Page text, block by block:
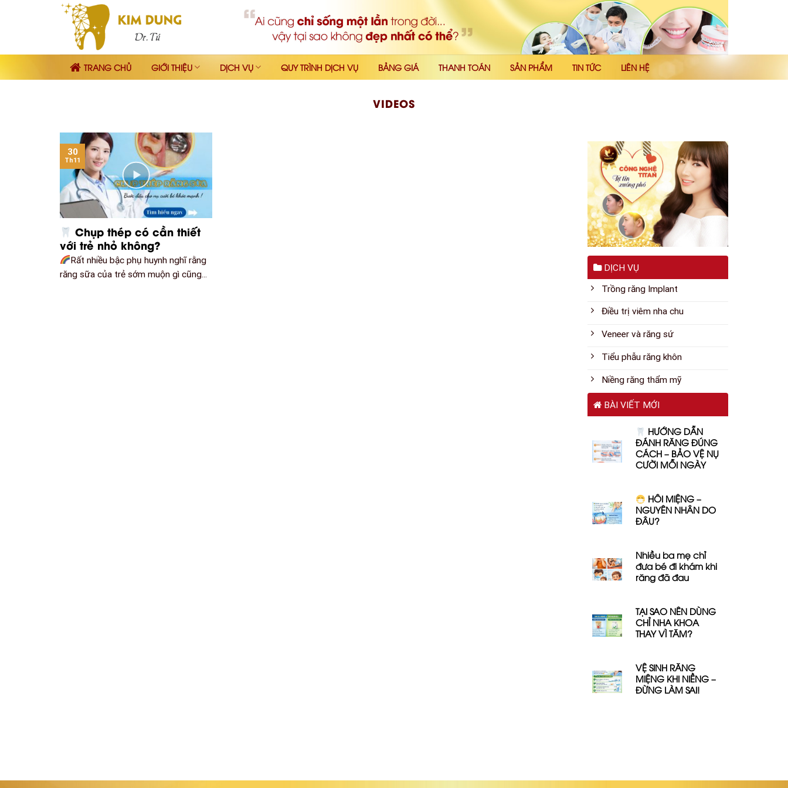
TRANG CHỦ GIỚI THIỆU DỊCH VỤ QUY TRÌNH DỊCH VỤ BẢNG GIÁ THANH TOÁN SẢN PHẨM TIN TỨC LIÊN HỆ
VIDEOS
Chụp thép có cần thiết
với trẻ nhỏ không?
Rất nhiều bậc phụ huynh nghĩ rằng
răng sữa của trẻ sớm muộn gì cũng...
30
Th11
DỊCH VỤ
Trồng răng Implant
Điều trị viêm nha chu
Veneer và răng sứ
Tiểu phẫu răng khôn
Niềng răng thẩm mỹ
BÀI VIẾT MỚI
HƯỚNG DẪN
ĐÁNH RĂNG ĐÚNG
CÁCH – BẢO VỆ NỤ
CƯỜI MỖI NGÀY
HÔI MIỆNG –
NGUYÊN NHÂN DO
ĐÂU?
Nhiều ba mẹ chỉ
đưa bé đi khám khi
răng đã đau
TẠI SAO NÊN DÙNG
CHỈ NHA KHOA
THAY VÌ TĂM?
VỆ SINH RĂNG
MIỆNG KHI NIỀNG –
ĐỪNG LÀM SAI!